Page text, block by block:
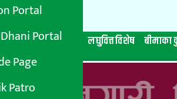
Portal
Portal
Page
Patro
बैंकिङ विशेष लघुवित्त विशेष बीमाका